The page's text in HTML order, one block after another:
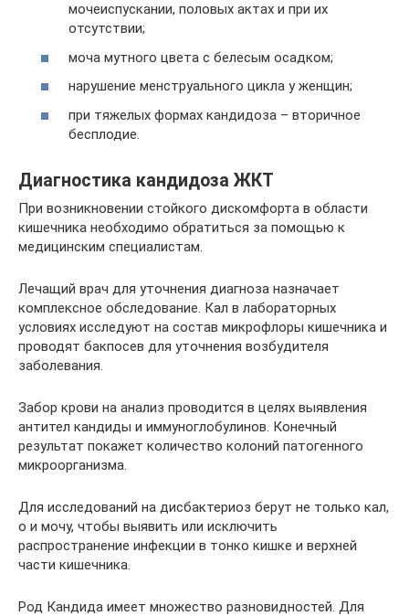
мочеиспускании, половых актах и при их
отсутствии;
моча мутного цвета с белесым осадком;
нарушение менструального цикла у женщин;
при тяжелых формах кандидоза – вторичное
бесплодие.
Диагностика кандидоза ЖКТ
При возникновении стойкого дискомфорта в области
кишечника необходимо обратиться за помощью к
медицинским специалистам.
Лечащий врач для уточнения диагноза назначает
комплексное обследование. Кал в лабораторных
условиях исследуют на состав микрофлоры кишечника и
проводят бакпосев для уточнения возбудителя
заболевания.
Забор крови на анализ проводится в целях выявления
антител кандиды и иммуноглобулинов. Конечный
результат покажет количество колоний патогенного
микроорганизма.
Для исследований на дисбактериоз берут не только кал,
о и мочу, чтобы выявить или исключить
распространение инфекции в тонко кишке и верхней
части кишечника.
Род Кандида имеет множество разновидностей. Для